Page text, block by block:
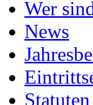
Wer
News
Statuten